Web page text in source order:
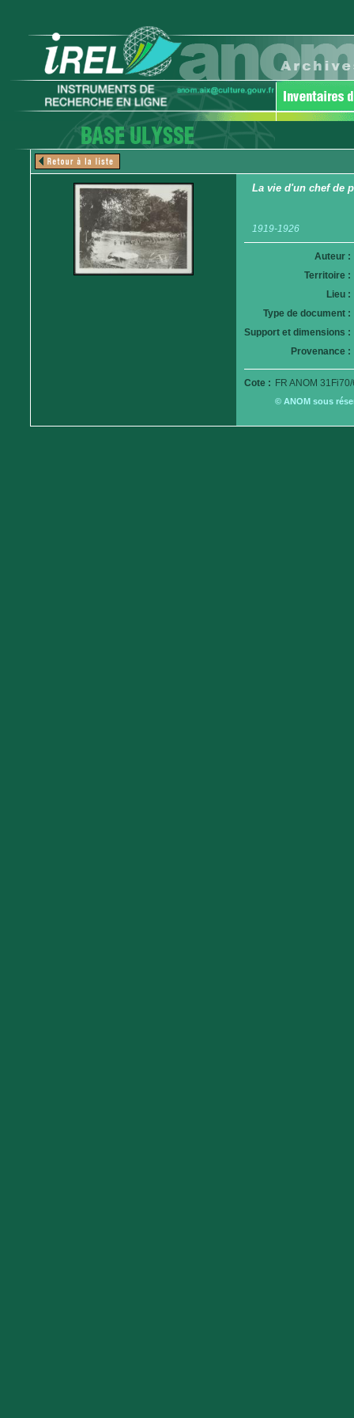
La vie d'un chef de
1919-1926
Auteur :
Territoire :
Lieu :
Type de document :
Support et dimensions :
Provenance :
Cote : FR ANOM
© ANOM sous